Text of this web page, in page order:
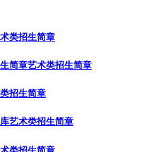
类招生简章
简章艺术类招生简章
招生简章
艺术类招生简章
类招生简章